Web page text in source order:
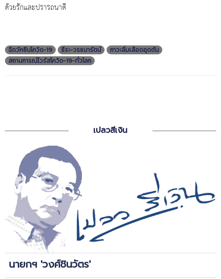
ด้วยรักและปรารถนาดี
ฉีดวัคซีนโควิด-19 ธีระ-วรธนารัตน์
ภาวะลิ่มเลือดอุดตัน
สถานการณ์ไวรัสโควิด-19-ทั่วโลก
เปลวสีเงิน
นายกฯ 'วงศ์ชินวัตร'